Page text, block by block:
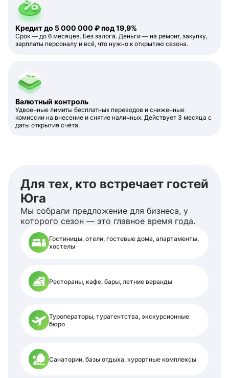
Кредит до 5 000 000 ₽ под 19,9%
Срок — до 6 месяцев. Без залога. Деньги — на ремонт, закупку,
зарплаты персоналу и всё, что нужно к открытию сезона.
Валютный контроль
Удвоенные лимиты бесплатных переводов и сниженные
комиссии на внесение и снятие наличных. Действует 3 месяца с
даты открытия счёта.
Для тех, кто встречает гостей
Юга
Мы собрали предложение для бизнеса, у
которого сезон — это главное время года.
Гостиницы, отели, гостевые дома, апартаменты,
хостелы
Рестораны, кафе, бары, летние веранды
Туроператоры, турагентства, экскурсионные
бюро
Санатории, базы отдыха, курортные комплексы